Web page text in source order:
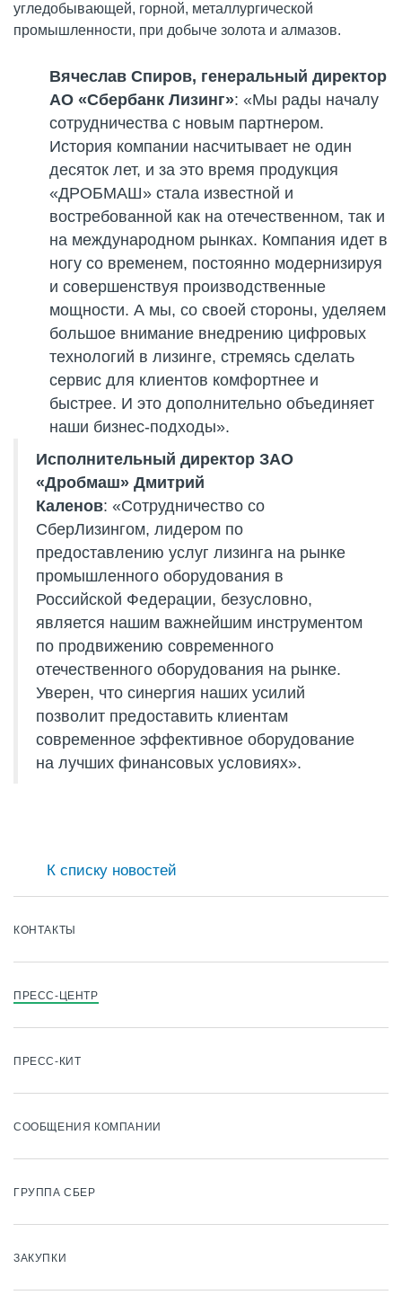
КОНТАКТЫ
ПРЕСС-ЦЕНТР
ПРЕСС-КИТ
СООБЩЕНИЯ КОМПАНИИ
ГРУППА СБЕР
ЗАКУПКИ
угледобывающей, горной, металлургической
промышленности, при добыче золота и алмазов.
Вячеслав Спиров, генеральный директор
АО «Сбербанк Лизинг»: «Мы рады началу
сотрудничества с новым партнером.
История компании насчитывает не один
десяток лет, и за это время продукция
«ДРОБМАШ» стала известной и
востребованной как на отечественном, так и
на международном рынках. Компания идет в
ногу со временем, постоянно модернизируя
и совершенствуя производственные
мощности. А мы, со своей стороны, уделяем
большое внимание внедрению цифровых
технологий в лизинге, стремясь сделать
сервис для клиентов комфортнее и
быстрее. И это дополнительно объединяет
наши бизнес-подходы».
Исполнительный директор ЗАО
«Дробмаш» Дмитрий
Каленов: «Сотрудничество со
СберЛизингом, лидером по
предоставлению услуг лизинга на рынке
промышленного оборудования в
Российской Федерации, безусловно,
является нашим важнейшим инструментом
по продвижению современного
отечественного оборудования на рынке.
Уверен, что синергия наших усилий
позволит предоставить клиентам
современное эффективное оборудование
на лучших финансовых условиях».
К списку новостей